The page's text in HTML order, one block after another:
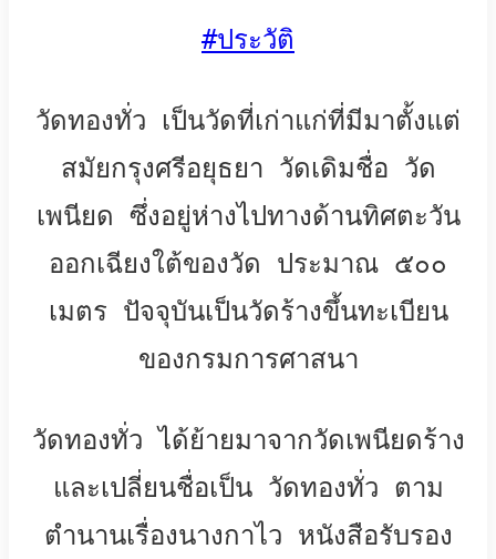
#ประวัติ
วัดทองทั่ว เป็นวัดที่เก่าแก่ที่มีมาตั้งแต่
สมัยกรุงศรีอยุธยา วัดเดิมชื่อ วัด
เพนียด ซึ่งอยู่ห่างไปทางด้านทิศตะวัน
ออกเฉียงใต้ของวัด ประมาณ ๕๐๐
เมตร ปัจจุบันเป็นวัดร้างขึ้นทะเบียน
ของกรมการศาสนา
วัดทองทั่ว ได้ย้ายมาจากวัดเพนียดร้าง
และเปลี่ยนชื่อเป็น วัดทองทั่ว ตาม
ตำนานเรื่องนางกาไว หนังสือรับรอง